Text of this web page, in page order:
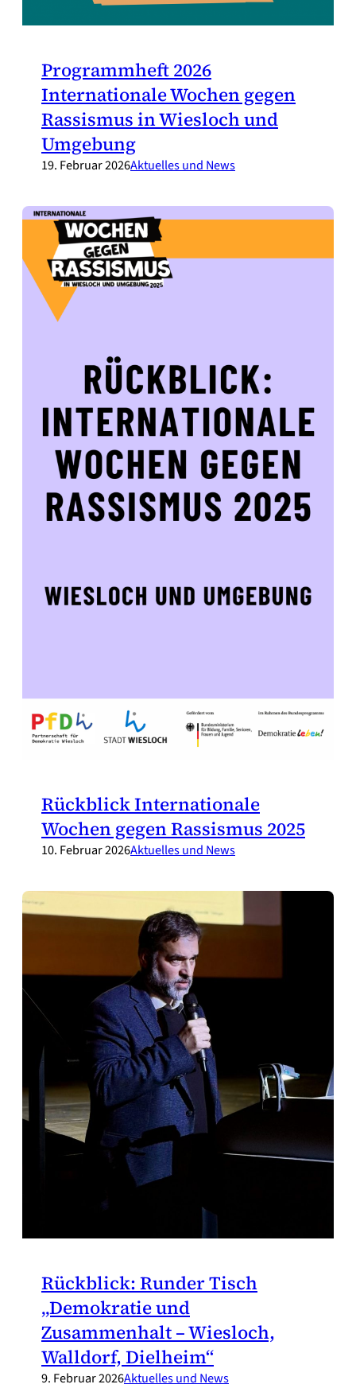
Programmheft 2026
Internationale Wochen gegen
Rassismus in Wiesloch und
Umgebung
19. Februar 2026Aktuelles und News
Rückblick Internationale
Wochen gegen Rassismus 2025
10. Februar 2026Aktuelles und News
Rückblick: Runder Tisch
„Demokratie und
Zusammenhalt – Wiesloch,
Walldorf, Dielheim“
9. Februar 2026Aktuelles und News